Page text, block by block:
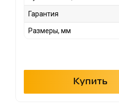
Гарантия
Размеры, мм
Купить